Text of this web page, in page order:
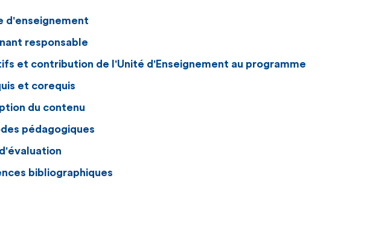
d'enseignement
responsable
et contribution de l'Unité d'Enseignement au programme
et corequis
du contenu
pédagogiques
bibliographiques